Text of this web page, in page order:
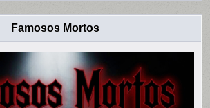
Famosos Mortos